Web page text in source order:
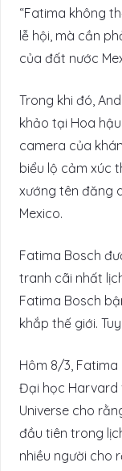
“Fatima không
lễ hội, mà cần
của đất nước
Trong khi đó,
khảo tại Hoa
camera của
biểu lộ cảm xúc
xướng tên đăng
Mexico.
Fatima Bosch
tranh cãi nhất
Fatima Bosch
khắp thế giới.
Hôm 8/3, Fatima
Đại học Harvard
Universe cho
đầu tiên trong
nhiều người cho